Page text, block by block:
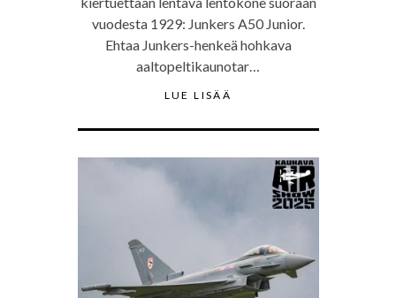
vuodesta 1929: Junkers A50 Junior.
Ehtaa Junkers-henkeä hohkava
aaltopeltikaunotar…
LUE LISÄÄ